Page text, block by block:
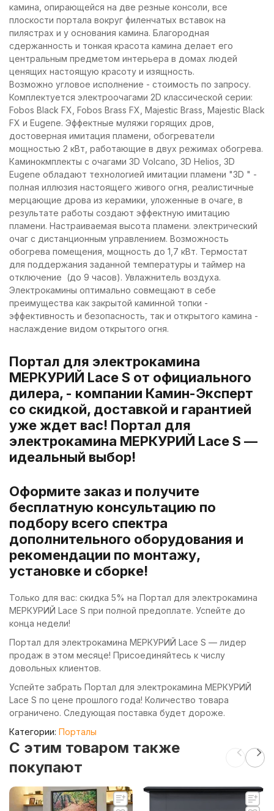
камина, опирающейся на две резные консоли, все
плоскости портала вокруг филенчатых вставок на
пилястрах и у основания камина. Благородная
сдержанность и тонкая красота камина делает его
центральным предметом интерьера в домах людей
ценящих настоящую красоту и изящность.
Возможно угловое исполнение - стоимость по запросу.
Комплектуется электроочагами 2D классической серии:
Fobos Black FX, Fobos Brass FX, Majestic Brass, Majestic Black
FX и Eugene. Эффектные муляжи горящих дров,
достоверная имитация пламени, обогреватели
мощностью 2 кВт, работающие в двух режимах обогрева.
Каминокмплекты с очагами 3D Volcano, 3D Helios, 3D
Eugene обладают технологией имитации пламени "3D " -
полная иллюзия настоящего живого огня, реалистичные
мерцающие дрова из керамики, уложенные в очаге, в
результате работы создают эффектную имитацию
пламени. Настраиваемая высота пламени. электрический
очаг с дистанционным управлением. Возможность
обогрева помещения, мощность до 1,7 кВт. Термостат
для поддержания заданной температуры и таймер на
отключение (до 9 часов). Увлажнитель воздуха.
Электрокамины оптимально совмещают в себе
преимущества как закрытой каминной топки -
эффективность и безопасность, так и открытого камина -
наслаждение видом открытого огня.
Портал для электрокамина
МЕРКУРИЙ Lace S от официального
дилера, - компании Камин-Эксперт
со скидкой, доставкой и гарантией
уже ждет вас! Портал для
электрокамина МЕРКУРИЙ Lace S —
идеальный выбор!
Оформите заказ и получите
бесплатную консультацию по
подбору всего спектра
дополнительного оборудования и
рекомендации по монтажу,
установке и сборке!
Только для вас: скидка 5% на Портал для электрокамина
МЕРКУРИЙ Lace S при полной предоплате. Успейте до
конца недели!
Портал для электрокамина МЕРКУРИЙ Lace S — лидер
продаж в этом месяце! Присоединяйтесь к числу
довольных клиентов.
Успейте забрать Портал для электрокамина МЕРКУРИЙ
Lace S по цене прошлого года! Количество товара
ограничено. Следующая поставка будет дороже.
Категории: Порталы
C этим товаром также
покупают